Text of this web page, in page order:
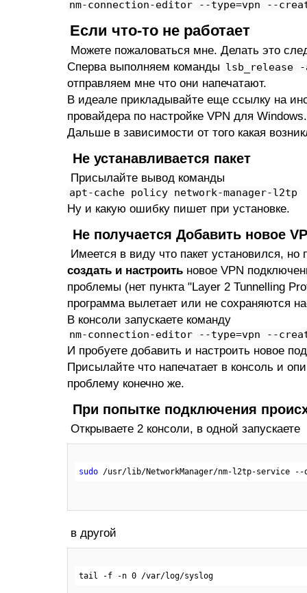
nm-connection-editor --type=vpn --
Если что-то не работает
Можете пожаловаться мне. Делать это
Сперва выполняем команды lsb_release -
отправляем мне что они напечатают.
В идеале прикладывайте еще ссылку на
провайдера по настройке VPN для Windows.
Дальше в зависимости от того какая
Не устанавливается пакет
Присылайте вывод команды
apt-cache policy network-manager-l2tp
Ну и какую ошибку пишет при установке.
Не получается Добавить новое
Имеется в виду что пакет установился, но
создать и настроить новое VPN
проблемы (нет пункта "Layer 2 Tunnelling
программа вылетает или не сохраняются
В консоли запускаете команду
nm-connection-editor --type=vpn --
И пробуете добавить и настроить новое
Присылайте что напечатает в консоль и
проблему конечно же.
При попытке подключения
Открываете 2 консоли, в одной запускаете
sudo /usr/lib/NetworkManager/nm-l2tp-service --
в другой
tail -f -n 0 /var/log/syslog